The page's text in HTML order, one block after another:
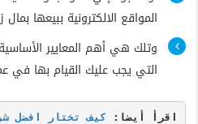
المواقع الالكترونية ببيعها
وتلك هي أهم المعايير
التي يجب عليك القيام بها في
اقرأ أيضا: كيف تختار افضل شركة